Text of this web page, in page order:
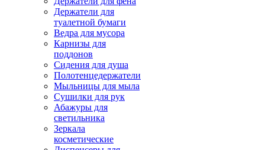
Держатели для
туалетной бумаги
Ведра для мусора
Карнизы для
поддонов
Сидения для душа
Полотенцедержатели
Мыльницы для мыла
Сушилки для рук
Абажуры для
светильника
Зеркала
косметические